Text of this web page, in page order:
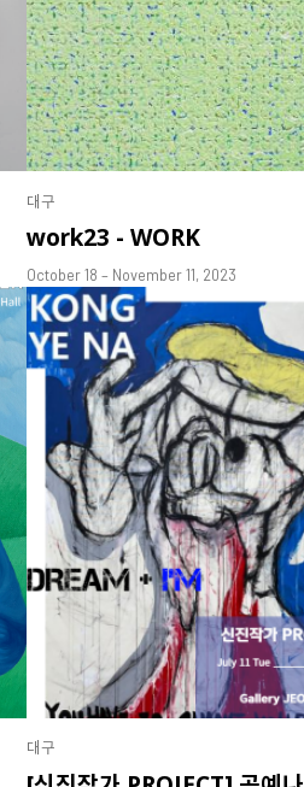
대구
work23 - WORK
October 18 – November 11, 2023
대구